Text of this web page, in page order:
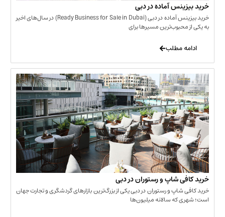
آماده در دبی
خرید بیزینس آماده در دبی (Ready Business for Sale in Dubai) در سال‌های اخیر
مسیرها برای
شاپ و رستوران در دبی
و رستوران در دبی یکی از بزرگ‌ترین بازارهای گردشگری و تجارت جهان
سالانه میلیون‌ها